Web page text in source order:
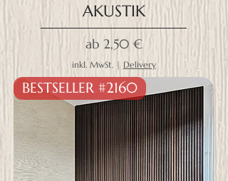
AKUSTIK
ab 2,50 €
Sale-Preis
inkl. MwSt. | Delivery
BESTSELLER #2160